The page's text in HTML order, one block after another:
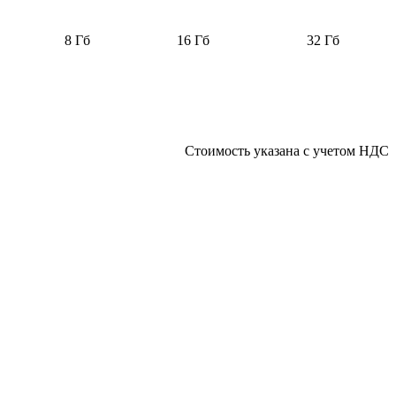
8 Гб 16 Гб
32 Гб
Стоимость указана с учетом НДС